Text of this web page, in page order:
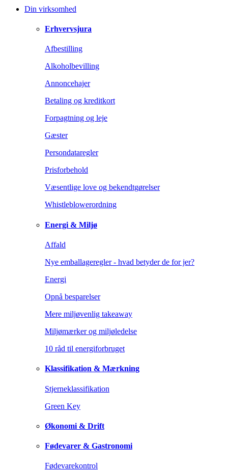
Din virksomhed
Erhvervsjura
Afbestilling
Alkoholbevilling
Annoncehajer
Betaling og kreditkort
Forpagtning og leje
Gæster
Persondataregler
Prisforbehold
Væsentlige love og bekendtgørelser
Whistleblowerordning
Energi & Miljø
Affald
Nye emballageregler - hvad betyder de for jer?
Energi
Opnå besparelser
Mere miljøvenlig takeaway
Miljømærker og miljøledelse
10 råd til energiforbruget
Klassifikation & Mærkning
Stjerneklassifikation
Green Key
Økonomi & Drift
Fødevarer & Gastronomi
Fødevarekontrol